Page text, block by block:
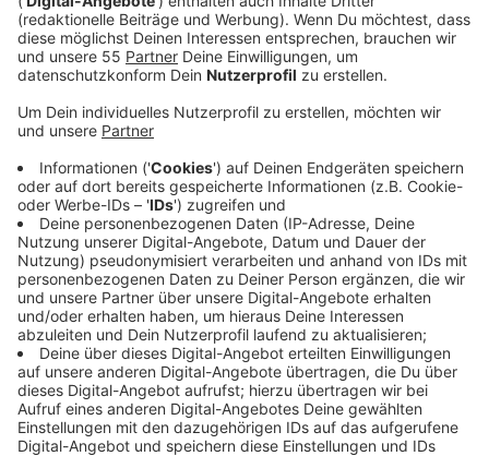
Veröffentlicht:Samstag, 11.10.2025 18:46
Während die Gemeinde in Angst lebt, beginnt eine
gnadenlose Jagd auf die entflohenen Verbrecher.
Unterstützung erhält Remnick von der CIA-Agentin
Sydney Scofield (Haley Bennett), die ihre eigenen
Motive verfolgt. Ihr eigentliches Ziel ist nicht die
Sicherheit der Stadt, sondern ein Mann an Bord des
Flugzeugs: der Überläufer Havlock (Dominic Cooper),
der brisante Staatsgeheimnisse kennt, die nie ans
Licht kommen dürfen.
Streaming-Dienst: Apple TV+